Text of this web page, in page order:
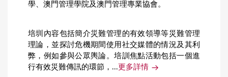
學、澳門管理學院及澳門管理專業協會。
培圳內容包括簡介災難管理的有效領導等災難管理
理論，並探討危機期間使用社交媒體的情況及其利
弊，例如參與公眾輿論。培訓焦點活動包括一個進
行有效災難傳訊的環節，... 更多詳情